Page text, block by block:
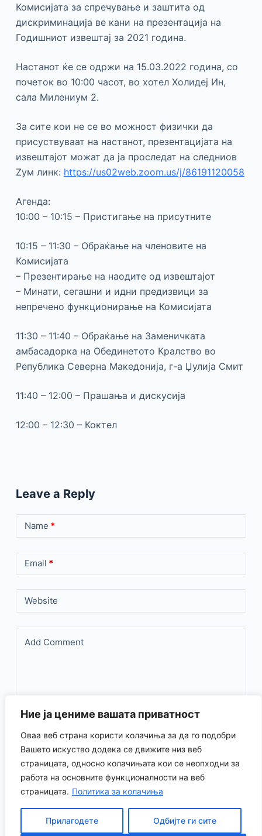
Ние ја цениме вашата приватност
Оваа веб страна користи колачиња за да го подобри
Вашето искуство додека се движите низ веб
страницата, односно колачињата кои се неопходни за
работа на основните функционалности на веб
страницата. Политика за колачиња
Прилагодете Одбијте ги сите
Комисијата за спречување и заштита од
дискриминација ве кани на презентација на
Годишниот извештај за 2021 година.
Настанот ќе се одржи на 15.03.2022 година, со
почеток во 10:00 часот, во хотел Холидеј Ин,
сала Милениум 2.
За сите кои не се во можност физички да
присуствуваат на настанот, презентацијата на
извештајот можат да ја проследат на следниов
Zум линк: https://us02web.zoom.us/j/86191120058
Агенда:
10:00 – 10:15 – Пристигање на присутните
10:15 – 11:30 – Обраќање на членовите на
Комисијата
– Презентирање на наодите од извештајот
– Минати, сегашни и идни предизвици за
непречено функционирање на Комисијата
11:30 – 11:40 – Обраќање на Заменичката
амбасадорка на Обединетото Кралство во
Република Северна Македонија, г-а Џулија Смит
11:40 – 12:00 – Прашања и дискусија
12:00 – 12:30 – Коктел
Leave a Reply
Name *
Email *
Website
Add Comment
Save my name, email, and website in this browser for the
next time I comment.
Испрати коментар